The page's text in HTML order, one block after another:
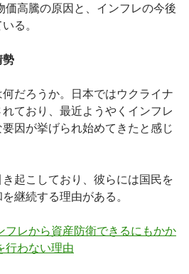
価高騰の原因と、インフレの今後
る。
勢
だろうか。日本ではウクライナ
ており、最近ようやくインフレ
因が挙げられ始めてきたと感じ
起こしており、彼らには国民を
継続する理由がある。
フレから資産防衛できるにもかか
行わない理由